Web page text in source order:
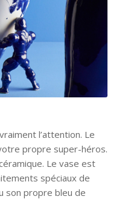
l’attention. Le
propre super-héros.
Le vase est
spéciaux de
son propre bleu de